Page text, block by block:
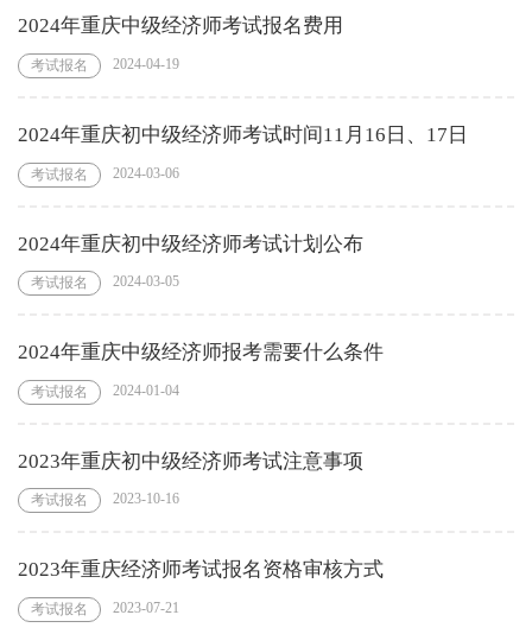
2024年重庆中级经济师考试报名费用
考试报名 2024-04-19
2024年重庆初中级经济师考试时间11月16日、17日
考试报名 2024-03-06
2024年重庆初中级经济师考试计划公布
考试报名 2024-03-05
2024年重庆中级经济师报考需要什么条件
考试报名 2024-01-04
2023年重庆初中级经济师考试注意事项
考试报名 2023-10-16
2023年重庆经济师考试报名资格审核方式
考试报名 2023-07-21